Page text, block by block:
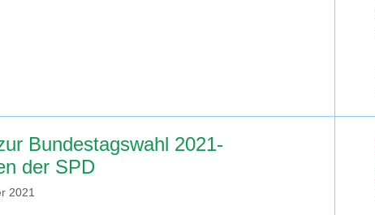
Bundestagswahl 2021-
der SPD
2021